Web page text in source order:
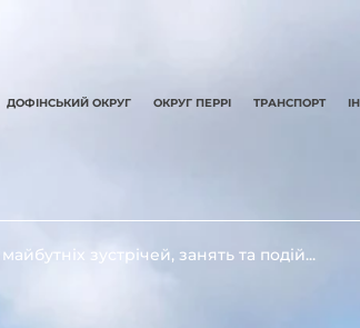
ДОФІНСЬКИЙ ОКРУГ ОКРУГ ПЕРРІ ТРАНСПОРТ
зустрічей, занять та подій...